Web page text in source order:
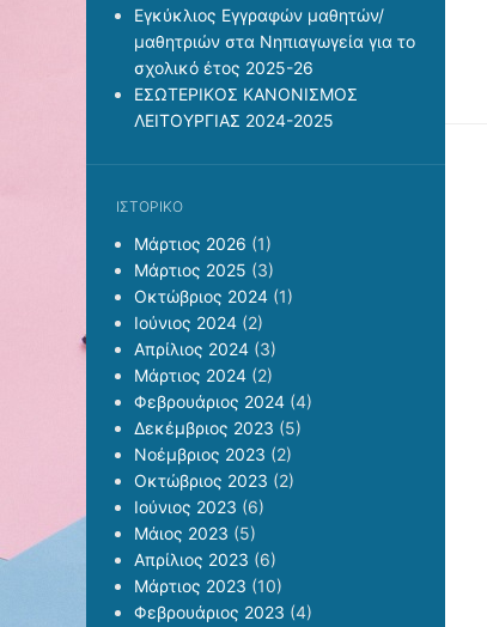
Εγκύκλιος Εγγραφών μαθητών/
μαθητριών στα Νηπιαγωγεία για το
σχολικό έτος 2025-26
ΕΣΩΤΕΡΙΚΟΣ ΚΑΝΟΝΙΣΜΟΣ
ΛΕΙΤΟΥΡΓΙΑΣ 2024-2025
ΙΣΤΟΡΙΚΌ
Μάρτιος 2026 (1)
Μάρτιος 2025 (3)
Οκτώβριος 2024 (1)
Ιούνιος 2024 (2)
Απρίλιος 2024 (3)
Μάρτιος 2024 (2)
Φεβρουάριος 2024 (4)
Δεκέμβριος 2023 (5)
Νοέμβριος 2023 (2)
Οκτώβριος 2023 (2)
Ιούνιος 2023 (6)
Μάιος 2023 (5)
Απρίλιος 2023 (6)
Μάρτιος 2023 (10)
Φεβρουάριος 2023 (4)